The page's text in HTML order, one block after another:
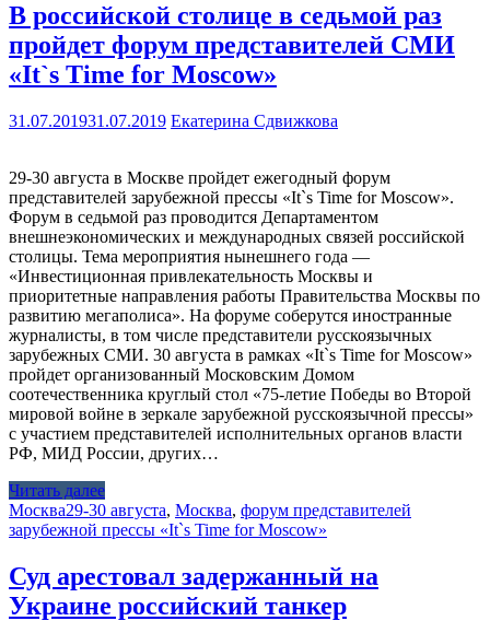
В российской столице в седьмой раз
пройдет форум представителей СМИ
«It`s Time for Moscow»
31.07.201931.07.2019 Екатерина Сдвижкова
29-30 августа в Москве пройдет ежегодный форум
представителей зарубежной прессы «It`s Time for Moscow».
Форум в седьмой раз проводится Департаментом
внешнеэкономических и международных связей российской
столицы. Тема мероприятия нынешнего года —
«Инвестиционная привлекательность Москвы и
приоритетные направления работы Правительства Москвы по
развитию мегаполиса». На форуме соберутся иностранные
журналисты, в том числе представители русскоязычных
зарубежных СМИ. 30 августа в рамках «It`s Time for Moscow»
пройдет организованный Московским Домом
соотечественника круглый стол «75-летие Победы во Второй
мировой войне в зеркале зарубежной русскоязычной прессы»
с участием представителей исполнительных органов власти
РФ, МИД России, других…
Читать далее
Москва29-30 августа, Москва, форум представителей
зарубежной прессы «It`s Time for Moscow»
Суд арестовал задержанный на
Украине российский танкер